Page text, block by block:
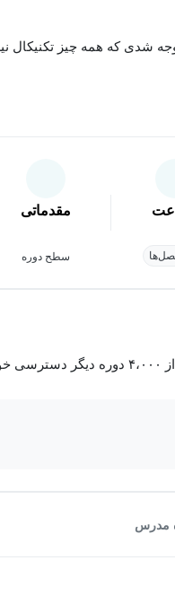
شدی که همه چیز
مقدماتی
سطح دوره
مدرس